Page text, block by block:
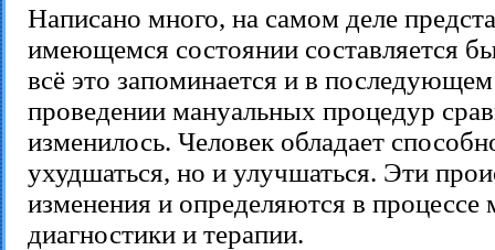
Написано много, на самом деле
имеющемся состоянии составляется
всё это запоминается и в
проведении мануальных процедур
изменилось. Человек обладает
ухудшаться, но и улучшаться. Эти
изменения и определяются в процессе
диагностики и терапии.